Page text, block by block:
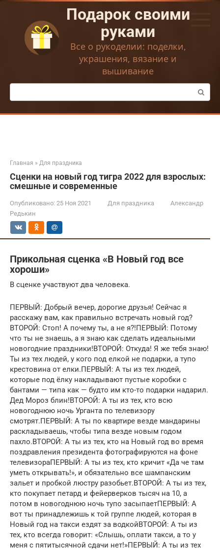
Перейти
контенту
Подарок своими
руками
Все о рукоделии: поделки,
украшения, вязание и
вышивание
Поиск:
Главная » Для праздника
Сценки на новый год тигра 2022 для взрослых:
смешные и современные
Опубликовано: 25 Ноя 2021 Для праздника
Александр
Редькин
Прикольная сценка «В Новый год все
хороши»
В сценке участвуют два человека.
ПЕРВЫЙ: Добрый вечер, дорогие друзья! Сейчас я
расскажу вам, как правильно встречать новый год?
ВТОРОЙ: Стоп! А почему ты, а не я?!ПЕРВЫЙ: Потому
что ты не знаешь, а я знаю как сделать идеальными
новогодние праздники!ВТОРОЙ: Откуда! Я же тебя знаю!
Ты из тех людей, у кого под елкой не подарки, а тупо
крестовина от елки.ПЕРВЫЙ: А ты из тех людей,
которые под ёлку накладывают пустые коробки с
бантами — типа как — будто им кто-то подарки надарил.
Дед Мороз блин!ВТОРОЙ: А ты из тех, кто всю
новогоднюю ночь Урганта по телевизору
смотрят.ПЕРВЫЙ: А ты по квартире везде мандарины
раскладываешь, чтобы типа везде новым годом
пахло.ВТОРОЙ: А ты из тех, кто на Новый год во время
поздравления президента фотографируются на фоне
телевизораПЕРВЫЙ: А ты из тех, кто кричит «Да че там
уметь открывать!», и обязательно все шампанским
зальет и пробкой люстру разобьет.ВТОРОЙ: А ты из тех,
кто покупает петард и фейерверков тысяч на 10, а
потом в новогоднюю ночь тупо засыпаетПЕРВЫЙ: А
вот ты принадлежишь к той группе людей, которая в
Новый год на такси ездят за водкойВТОРОЙ: А ты из
тех, кто всегда говорит: «Cлышь, оплати такси, а то у
меня с пятитысячной сдачи нет!»ПЕРВЫЙ: А ты из тех